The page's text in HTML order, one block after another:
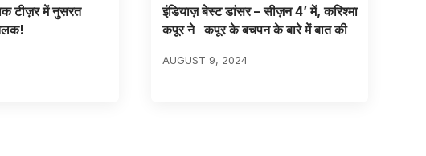
टीज़र में नुसरत
इंडियाज़ बेस्ट डांसर – सीज़न 4’ में, करिश्मा
कपूर ने कपूर के बचपन के बारे में बात की
AUGUST 9, 2024